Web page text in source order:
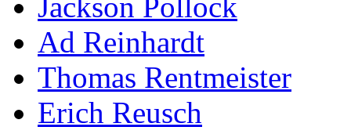
Ad Reinhardt
Thomas Rentmeister
Erich Reusch